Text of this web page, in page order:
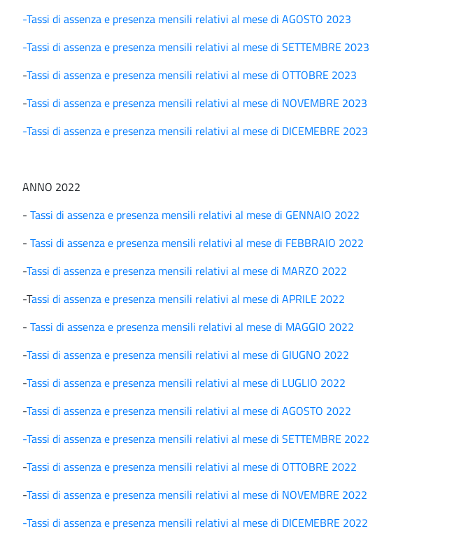
-Tassi di assenza e presenza mensili relativi al mese di AGOSTO 2023
-Tassi di assenza e presenza mensili relativi al mese di SETTEMBRE 2023
-Tassi di assenza e presenza mensili relativi al mese di OTTOBRE 2023
-Tassi di assenza e presenza mensili relativi al mese di NOVEMBRE 2023
-Tassi di assenza e presenza mensili relativi al mese di DICEMEBRE 2023
ANNO 2022
- Tassi di assenza e presenza mensili relativi al mese di GENNAIO 2022
- Tassi di assenza e presenza mensili relativi al mese di FEBBRAIO 2022
-Tassi di assenza e presenza mensili relativi al mese di MARZO 2022
-Tassi di assenza e presenza mensili relativi al mese di APRILE 2022
- Tassi di assenza e presenza mensili relativi al mese di MAGGIO 2022
-Tassi di assenza e presenza mensili relativi al mese di GIUGNO 2022
-Tassi di assenza e presenza mensili relativi al mese di LUGLIO 2022
-Tassi di assenza e presenza mensili relativi al mese di AGOSTO 2022
-Tassi di assenza e presenza mensili relativi al mese di SETTEMBRE 2022
-Tassi di assenza e presenza mensili relativi al mese di OTTOBRE 2022
-Tassi di assenza e presenza mensili relativi al mese di NOVEMBRE 2022
-Tassi di assenza e presenza mensili relativi al mese di DICEMEBRE 2022